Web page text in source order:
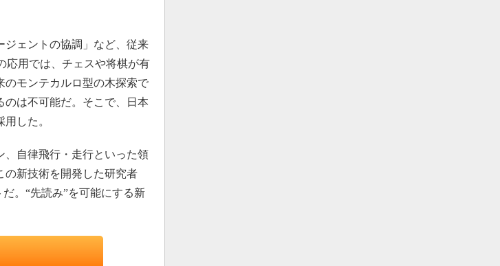
ェントの協調」など、従来
応用では、チェスや将棋が有
のモンテカルロ型の木探索で
のは不可能だ。そこで、日本
した。
自律飛行・走行といった領
の新技術を開発した研究者
。“先読み”を可能にする新